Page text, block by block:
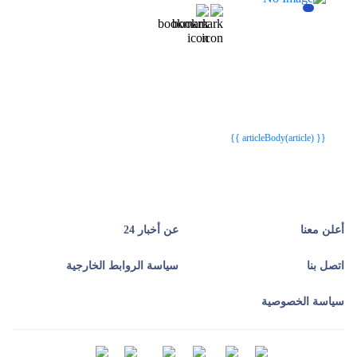
{{ articleBody(article) }}
أعلن معنا عن أخبار 24
اتصل بنا سياسة الروابط الخارجية
سياسة الخصوصية